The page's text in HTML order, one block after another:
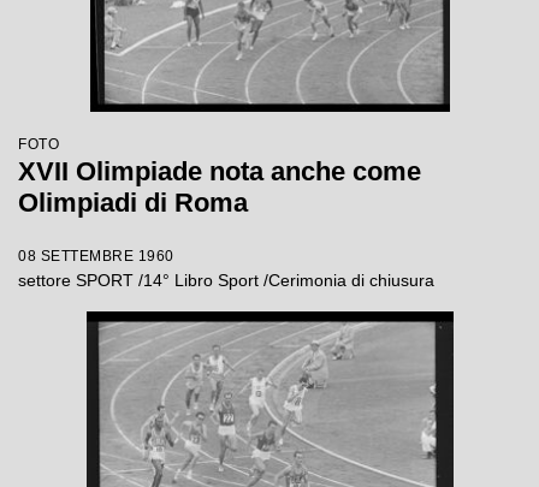
FOTO
XVII Olimpiade nota anche come
Olimpiadi di Roma
08 SETTEMBRE 1960
settore SPORT /14° Libro Sport /Cerimonia di chiusura